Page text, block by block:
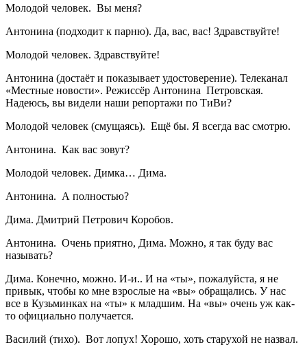
Молодой человек. Вы меня?
Антонина (подходит к парню). Да, вас, вас! Здравствуйте!
Молодой человек. Здравствуйте!
Антонина (достаёт и показывает удостоверение). Телеканал
«Местные новости». Режиссёр Антонина Петровская.
Надеюсь, вы видели наши репортажи по ТиВи?
Молодой человек (смущаясь). Ещё бы. Я всегда вас смотрю.
Антонина. Как вас зовут?
Молодой человек. Димка… Дима.
Антонина. А полностью?
Дима. Дмитрий Петрович Коробов.
Антонина. Очень приятно, Дима. Можно, я так буду вас
называть?
Дима. Конечно, можно. И-и.. И на «ты», пожалуйста, я не
привык, чтобы ко мне взрослые на «вы» обращались. У нас
все в Кузьминках на «ты» к младшим. На «вы» очень уж как-
то официально получается.
Василий (тихо). Вот лопух! Хорошо, хоть старухой не назвал.